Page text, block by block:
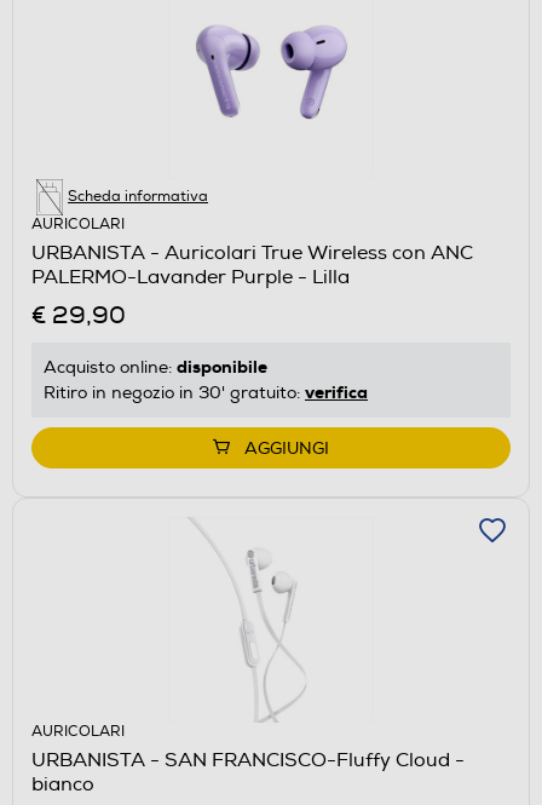
Scheda informativa
AURICOLARI
URBANISTA - Auricolari True Wireless con ANC
PALERMO-Lavander Purple - Lilla
€ 29,90
Acquisto online: disponibile
Ritiro in negozio in 30' gratuito: verifica
AGGIUNGI
AURICOLARI
URBANISTA - SAN FRANCISCO-Fluffy Cloud -
bianco